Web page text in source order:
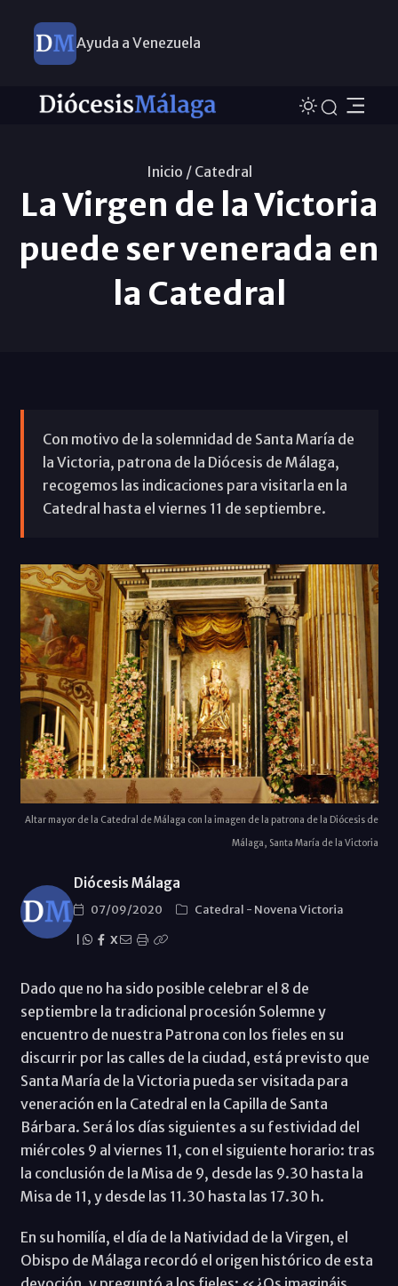
Ayuda a Venezuela
Inicio / Catedral
La Virgen de la Victoria
puede ser venerada en
la Catedral
Con motivo de la solemnidad de Santa María de
la Victoria, patrona de la Diócesis de Málaga,
recogemos las indicaciones para visitarla en la
Catedral hasta el viernes 11 de septiembre.
Altar mayor de la Catedral de Málaga con la imagen de la patrona de la Diócesis de
Málaga, Santa María de la Victoria
Diócesis Málaga
07/09/2020 Catedral - Novena Victoria
X
Dado que no ha sido posible celebrar el 8 de
septiembre la tradicional procesión Solemne y
encuentro de nuestra Patrona con los fieles en su
discurrir por las calles de la ciudad, está previsto que
Santa María de la Victoria pueda ser visitada para
veneración en la Catedral en la Capilla de Santa
Bárbara. Será los días siguientes a su festividad del
miércoles 9 al viernes 11, con el siguiente horario: tras
la conclusión de la Misa de 9, desde las 9.30 hasta la
Misa de 11, y desde las 11.30 hasta las 17.30 h.
En su homilía, el día de la Natividad de la Virgen, el
Obispo de Málaga recordó el origen histórico de esta